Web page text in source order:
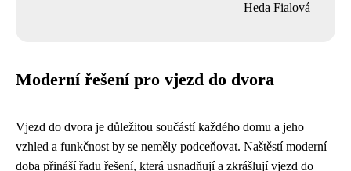
Heda Fialová
Moderní řešení pro vjezd do dvora
Vjezd do dvora je důležitou součástí každého domu a jeho
vzhled a funkčnost by se neměly podceňovat. Naštěstí moderní
doba přináší řadu řešení, která usnadňují a zkrášlují vjezd do